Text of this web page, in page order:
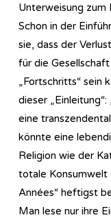
Unterweisung zum
Schon in der
sie, dass der
für die
„Fortschritts“ sein
dieser
eine
könnte eine
Religion wie der
totale Konsumwelt
Années“ heftigst
Man lese nur ihre